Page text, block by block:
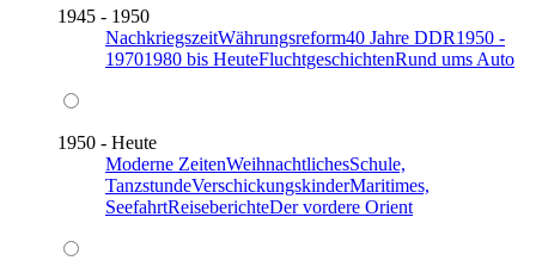
1945 - 1950
NachkriegszeitWährungsreform40 Jahre DDR1950 -
19701980 bis HeuteFluchtgeschichtenRund ums Auto
1950 - Heute
Moderne ZeitenWeihnachtlichesSchule,
TanzstundeVerschickungskinderMaritimes,
SeefahrtReiseberichteDer vordere Orient